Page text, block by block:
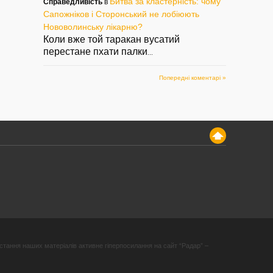
Справедливість в
Сапожніков і Сторонський не лобіюють
Нововолинську лікарню?
Коли вже той таракан вусатий
перестане пхати палки
Попередні коментарі »
наших матеріалів активне гіперпосилання на сайт “Радар” –